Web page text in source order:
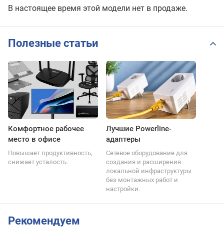
В настоящее время этой модели нет в продаже.
Полезные статьи
Комфортное рабочее
место в офисе
Повышает продуктивность,
снижает усталость.
Лучшие Powerline-
адаптеры
Сетевое оборудование для
создания и расширения
локальной инфраструктуры
без монтажных работ и
настройки.
Рекомендуем